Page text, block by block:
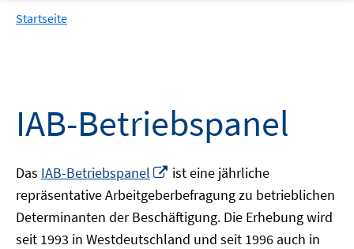
Startseite
IAB-Betriebspanel
Das IAB-Betriebspanel
In
neuem
Fenster
öffnen
ist eine jährliche
repräsentative Arbeitgeberbefragung zu betrieblichen
Determinanten der Beschäftigung. Die Erhebung wird
seit 1993 in Westdeutschland und seit 1996 auch in